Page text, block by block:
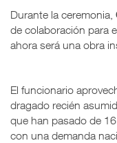
Durante la ceremonia,
de colaboración para
ahora será una obra
El funcionario
dragado recién
que han pasado de
con una demanda